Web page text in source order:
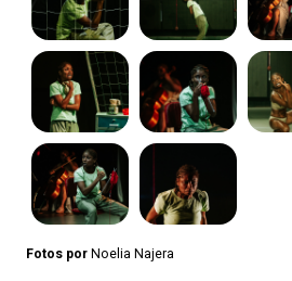
Fotos por Noelia Najera